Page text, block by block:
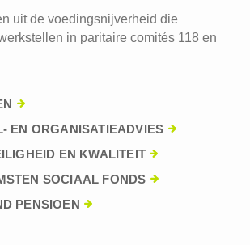
uit de voedingsnijverheid die
in paritaire comités 118 en
EN ORGANISATIEADVIES
EN KWALITEIT
SOCIAAL FONDS
PENSIOEN